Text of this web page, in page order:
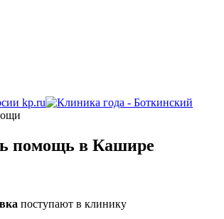
kp.ru
помощь в Кашире
поступают в клинику